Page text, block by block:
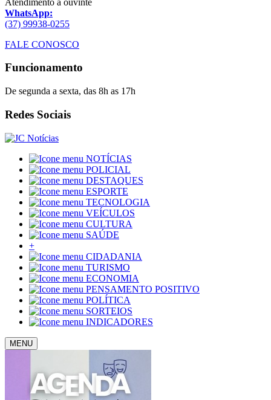
WhatsApp:
(37) 99938-0255
FALE CONOSCO
Funcionamento
De segunda a sexta, das 8h as 17h
Redes Sociais
NOTÍCIAS
POLICIAL
DESTAQUES
ESPORTE
TECNOLOGIA
VEÍCULOS
CULTURA
SAÚDE
+
CIDADANIA
TURISMO
ECONOMIA
PENSAMENTO POSITIVO
POLÍTICA
SORTEIOS
INDICADORES
MENU